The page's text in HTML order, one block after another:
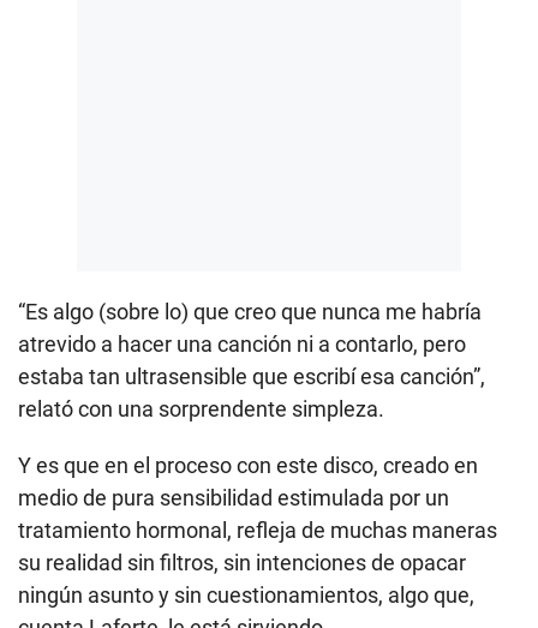
“Es algo (sobre lo) que creo que nunca me habría
atrevido a hacer una canción ni a contarlo, pero
estaba tan ultrasensible que escribí esa canción”,
relató con una sorprendente simpleza.
Y es que en el proceso con este disco, creado en
medio de pura sensibilidad estimulada por un
tratamiento hormonal, refleja de muchas maneras
su realidad sin filtros, sin intenciones de opacar
ningún asunto y sin cuestionamientos, algo que,